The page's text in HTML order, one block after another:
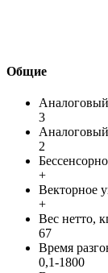
Общие
3
2
+
Векторное
+
Вес нетто,
67
Время
0,1-1800